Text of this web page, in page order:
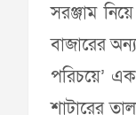
সরঞ্জাম
বাজারের
পরিচয়ে’
শাটারের